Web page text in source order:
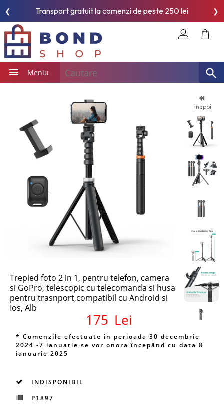
Transport gratuit la comenzi de peste 250 lei
❮ ❯
Meniu
inapoi
Trepied foto 2 in 1, pentru telefon, camera
si GoPro, telescopic cu telecomanda si husa
pentru trasnport,compatibil cu Android si
Ios, Alb
175 Lei
* Comenzile efectuate in perioada 30 decembrie
2024 -7 ianuarie se vor onora începând cu data 8
ianuarie 2025
INDISPONIBIL
P1897